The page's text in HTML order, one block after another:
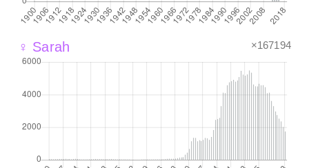
♀ Sarah ×167194